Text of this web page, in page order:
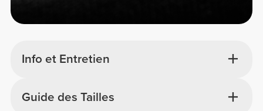
Info et Entretien
Guide des Tailles